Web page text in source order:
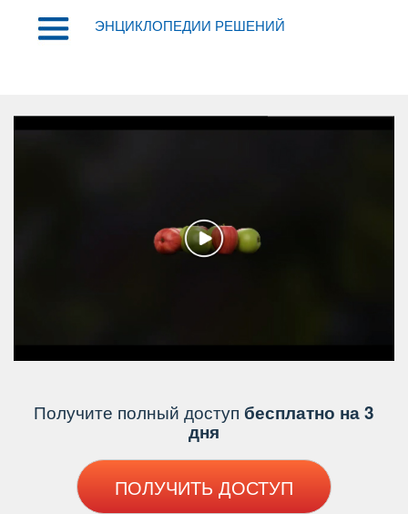
ЭНЦИКЛОПЕДИИ РЕШЕНИЙ
Получите полный доступ есплатно на 3
дня
ПОЛУЧИТЬ ДОСТУП